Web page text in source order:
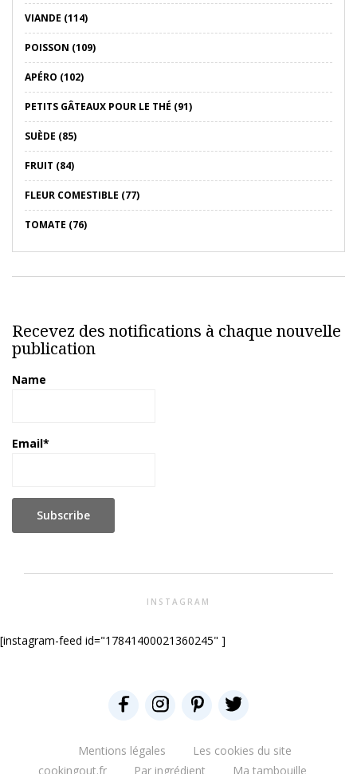
VIANDE (114)
POISSON (109)
APÉRO (102)
PETITS GÂTEAUX POUR LE THÉ (91)
SUÈDE (85)
FRUIT (84)
FLEUR COMESTIBLE (77)
TOMATE (76)
Recevez des notifications à chaque nouvelle
publication
Name
Email*
INSTAGRAM
[instagram-feed id="17841400021360245" ]
Mentions légales
Les cookies du site
cookingout.fr
Par ingrédient Ma tambouille